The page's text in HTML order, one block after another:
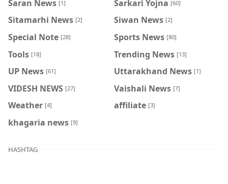
Saran News [1] Sarkari Yojna [60]
Sitamarhi News [2] Siwan News [2]
Special Note [28] Sports News [80]
Tools [18] Trending News [13]
UP News [61] Uttarakhand News [1]
VIDESH NEWS [27] Vaishali News [7]
Weather [4] affiliate [3]
khagaria news [9]
HASHTAG